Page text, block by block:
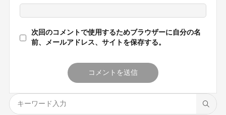
次回のコメントで使用するためブラウザーに自分の名
前、メールアドレス、サイトを保存する。